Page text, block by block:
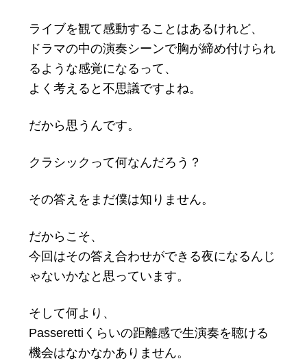
ライブを観て感動することはあるけれど、
ドラマの中の演奏シーンで胸が締め付けられ
るような感覚になるって、
よく考えると不思議ですよね。
だから思うんです。
クラシックって何なんだろう？
その答えをまだ僕は知りません。
だからこそ、
今回はその答え合わせができる夜になるんじ
ゃないかなと思っています。
そして何より、
Passerettiくらいの距離感で生演奏を聴ける
機会はなかなかありません。